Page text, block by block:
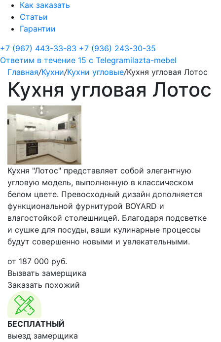
Как заказать
Статьи
Гарантии
+7 (967) 443-33-83 +7 (936) 243-30-35
Ответим в течение 15 с Telegramilazta-mebel
Главная/Кухни/Кухни угловые/Кухня угловая Лотос
Кухня угловая Лотос
Кухня "Лотос" представляет собой элегантную
угловую модель, выполненную в классическом
белом цвете. Превосходный дизайн дополняется
функциональной фурнитурой BOYARD и
влагостойкой столешницей. Благодаря подсветке
и сушке для посуды, ваши кулинарные процессы
будут совершенно новыми и увлекательными.
от 187 000 руб.
Вызвать замерщика
Заказать похожий
БЕСПЛАТНЫЙ
выезд замерщика